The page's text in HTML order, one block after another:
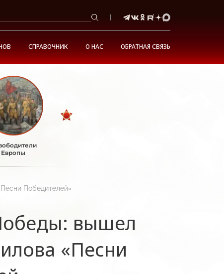
СПРАВОЧНИК О НАС ОБРАТНАЯ СВЯЗЬ
Европы
Победителей»
вышел
«Песни